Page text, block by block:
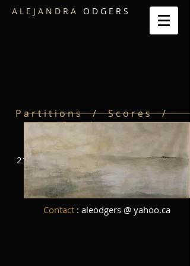
A L E J A N D R A O D G E R S
P a r t i t i o n s / S c o r e s /
P a r t i t u r a s
Centre de Musique Canadienne
2150 Rue Crescent, Montréal, QC H3G
2B8
quebec@cmccanada.org
​Tel: 514-866-3477
Contact : aleodgers @ yahoo.ca​